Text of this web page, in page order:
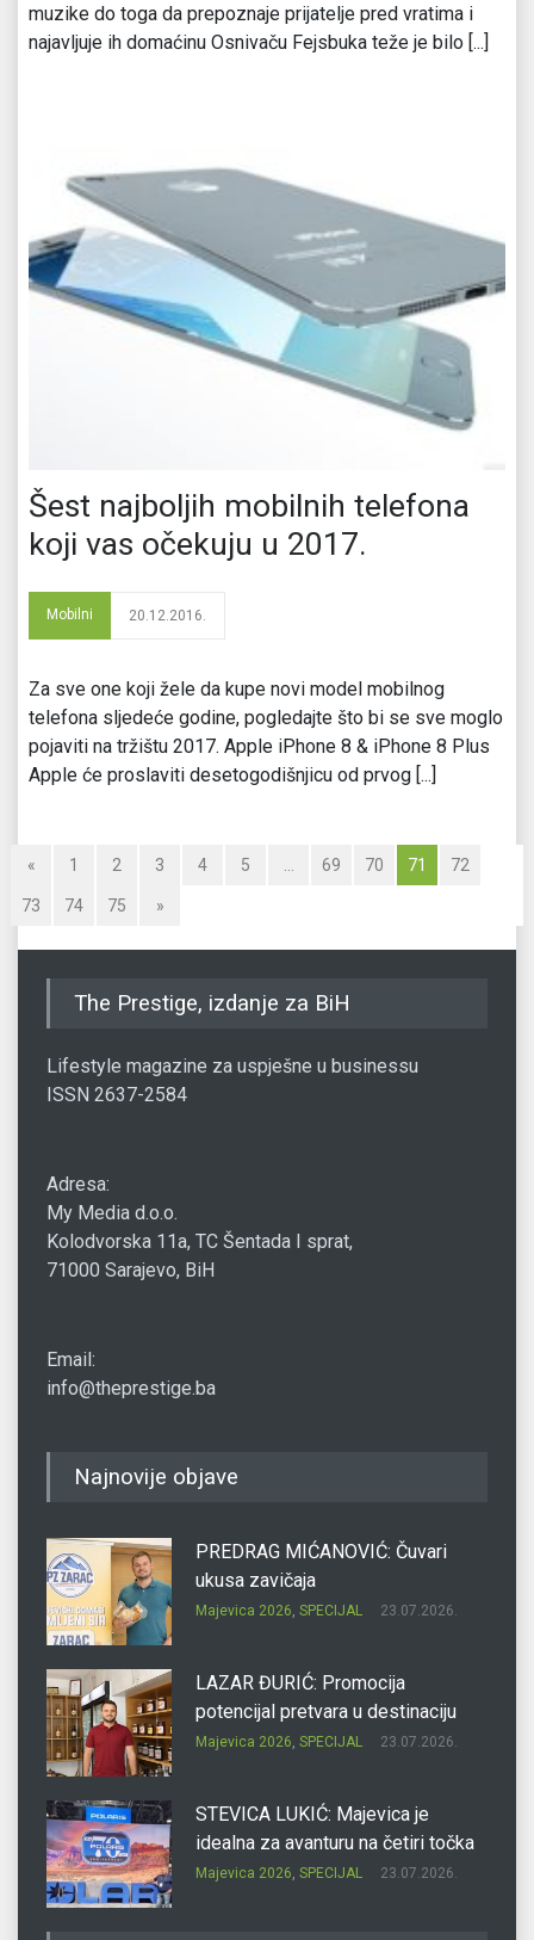
muzike do toga da prepoznaje prijatelje pred vratima i
najavljuje ih domaćinu Osnivaču Fejsbuka teže je bilo [...]
Šest najboljih mobilnih telefona
koji vas očekuju u 2017.
Mobilni 20.12.2016.
Za sve one koji žele da kupe novi model mobilnog
telefona sljedeće godine, pogledajte što bi se sve moglo
pojaviti na tržištu 2017. Apple iPhone 8 & iPhone 8 Plus
Apple će proslaviti desetogodišnjicu od prvog [...]
« 1 2 3 4 5 69 70 71 72
73 74 75 »
The Prestige, izdanje za BiH
Lifestyle magazine za uspješne u businessu
ISSN 2637-2584
Adresa:
My Media d.o.o.
Kolodvorska 11a, TC Šentada I sprat,
71000 Sarajevo, BiH
Email:
info@theprestige.ba
Najnovije objave
PREDRAG MIĆANOVIĆ: Čuvari
ukusa zavičaja
Majevica 2026, SPECIJAL 23.07.2026.
LAZAR ĐURIĆ: Promocija
potencijal pretvara u destinaciju
Majevica 2026, SPECIJAL 23.07.2026.
STEVICA LUKIĆ: Majevica je
idealna za avanturu na četiri točka
Majevica 2026, SPECIJAL 23.07.2026.